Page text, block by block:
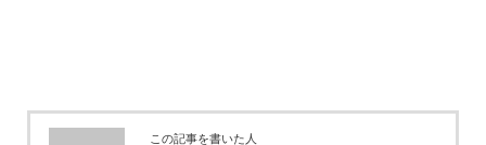
この記事を書いた人